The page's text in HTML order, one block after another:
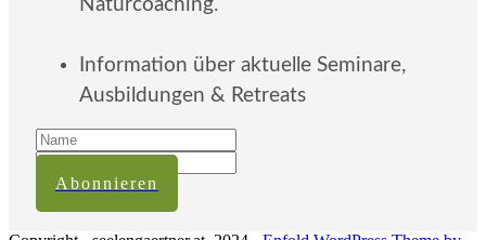
Naturcoaching.
Information über aktuelle Seminare,
Ausbildungen & Retreats
Abonnieren